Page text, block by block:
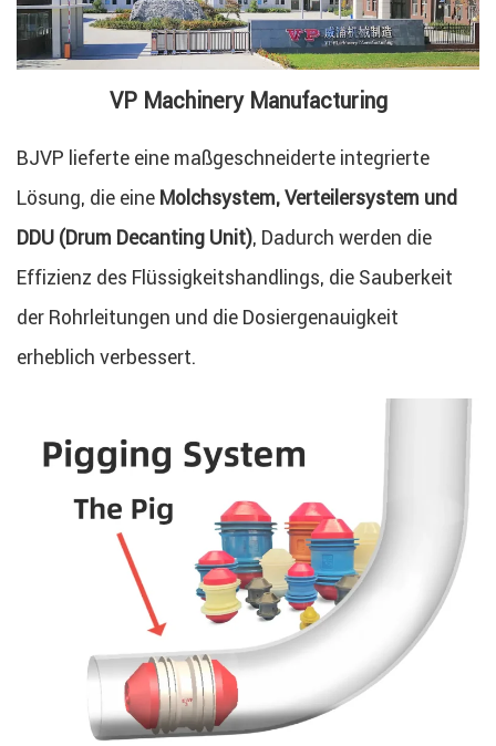
VP Machinery Manufacturing
BJVP lieferte eine maßgeschneiderte integrierte
Lösung, die eine Molchsystem, Verteilersystem und
DDU (Drum Decanting Unit), Dadurch werden die
Effizienz des Flüssigkeitshandlings, die Sauberkeit
der Rohrleitungen und die Dosiergenauigkeit
erheblich verbessert.